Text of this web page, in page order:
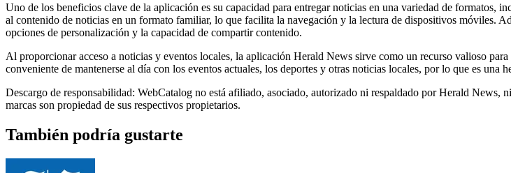
Uno de los beneficios clave de la aplicación es su capacidad para entregar noticias en una variedad de formatos,
al contenido de noticias en un formato familiar, lo que facilita la navegación y la lectura de dispositivos móviles.
opciones de personalización y la capacidad de compartir contenido.
Al proporcionar acceso a noticias y eventos locales, la aplicación Herald News sirve como un recurso valioso
conveniente de mantenerse al día con los eventos actuales, los deportes y otras noticias locales, por lo que es
Descargo de responsabilidad: WebCatalog no está afiliado, asociado, autorizado ni respaldado por Herald
marcas son propiedad de sus respectivos propietarios.
También podría gustarte